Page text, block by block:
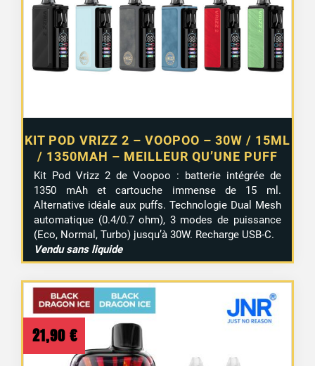
KIT POD VRIZZ 2 – VOOPOO – 30W / 15ML
/ 1350MAH – MEILLEUR QU’UNE PUFF
Kit Pod Vrizz 2 de Voopoo : batterie intégrée de
1350 mAh et cartouche immense de 15 ml.
Alternative idéale aux puffs. Technologie Dual Mesh
automatique (0.4/0.7 ohm), 3 modes de puissance
(Eco, Normal, Turbo) jusqu’à 30W. Recharge USB-C.
Vendu sans liquide
21,90 €